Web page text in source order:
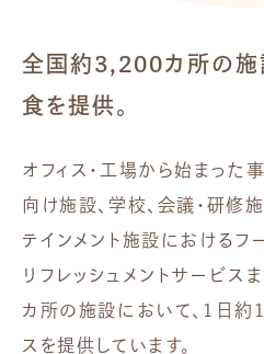
全国約3,200カ所の施
食を提供。
オフィス・工場から始まった
向け施設、学校、会議・研修
テインメント施設におけるフ
リフレッシュメントサービス
カ所の施設において、1日
スを提供しています。